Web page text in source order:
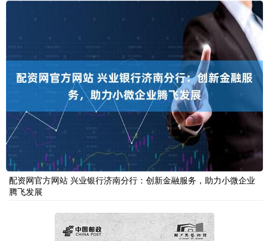
配资网官方网站 兴业银行济南分行：创新金融服务，助力小微企业
腾飞发展